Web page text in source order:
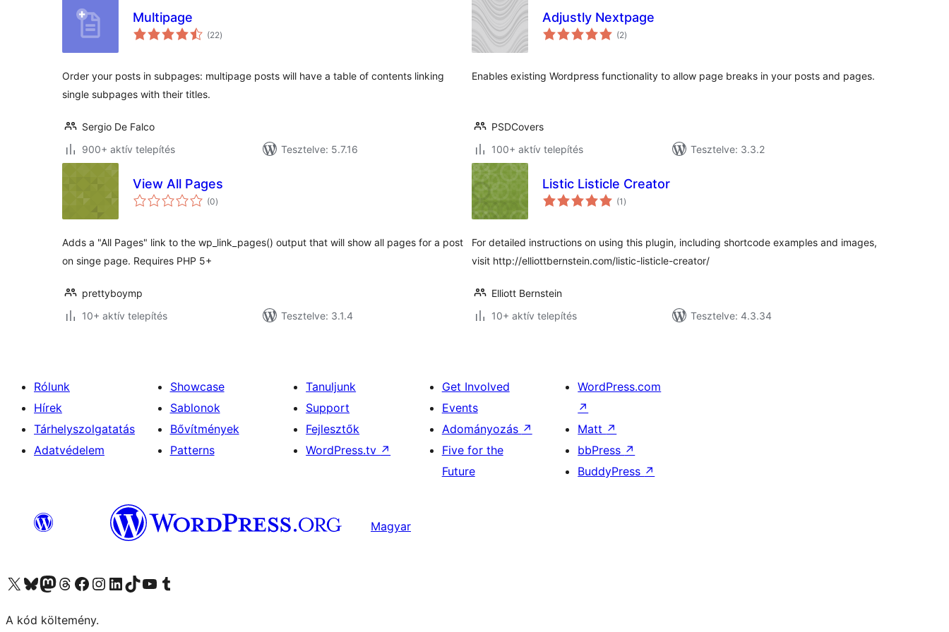
Multipage
(22értékelés
összesen
)
Order your posts in subpages: multipage posts will have a table of contents linking
single subpages with their titles.
Sergio De Falco
900+ aktív telepítés
Tesztelve: 5.7.16
Adjustly Nextpage
(2értékelés
összesen
)
Enables existing Wordpress functionality to allow page breaks in your posts and pages.
PSDCovers
100+ aktív telepítés
Tesztelve: 3.3.2
View All Pages
(0értékelés
összesen
)
Adds a "All Pages" link to the wp_link_pages() output that will show all pages for a post
on singe page. Requires PHP 5+
prettyboymp
10+ aktív telepítés
Tesztelve: 3.1.4
Listic Listicle Creator
(1 értékelés
összesen
)
For detailed instructions on using this plugin, including shortcode examples and images,
visit http://elliottbernstein.com/listic-listicle-creator/
Elliott Bernstein
10+ aktív telepítés
Tesztelve: 4.3.34
Rólunk
Hírek
Tárhelyszolgatatás
Adatvédelem
Showcase
Sablonok
Bővítmények
Patterns
Tanuljunk
Support
Fejlesztők
WordPress.tv ↗
Get Involved
Events
Adományozás ↗
Five for the
Future
WordPress.com
↗
Matt ↗
bbPress ↗
BuddyPress ↗
Magyar
Visit our X (formerly Twitter) account
Visit our Bluesky account
Twitter csatornánk
Visit our Threads account
Facebook oldalunk megtekintése
Visit our Instagram account
Visit our LinkedIn account
Visit our TikTok account
Visit our YouTube channel
Visit our Tumblr account
A kód költemény.